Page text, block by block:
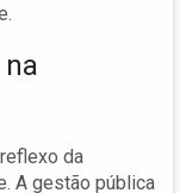
da
A gestão pública